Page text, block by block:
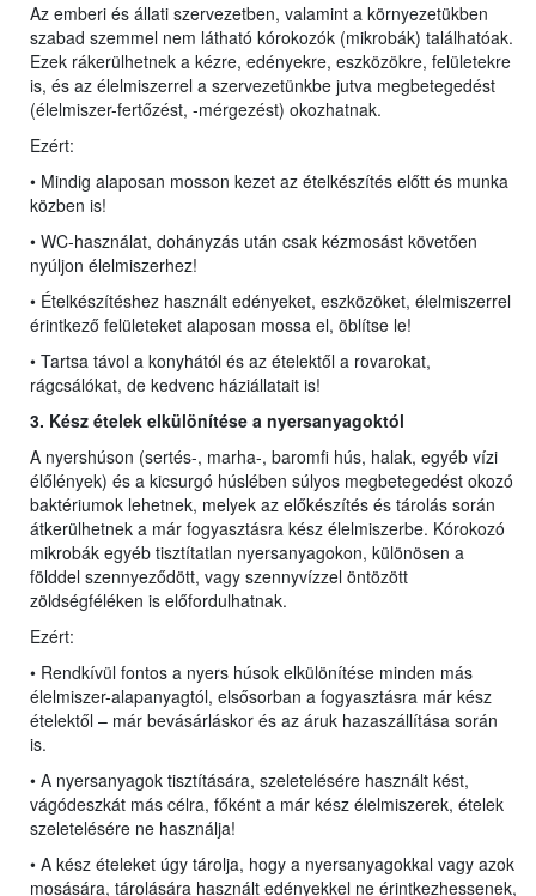
Az emberi és állati szervezetben, valamint a környezetükben
szabad szemmel nem látható kórokozók (mikrobák) találhatóak.
Ezek rákerülhetnek a kézre, edényekre, eszközökre, felületekre
is, és az élelmiszerrel a szervezetünkbe jutva megbetegedést
(élelmiszer-fertőzést, -mérgezést) okozhatnak.
Ezért:
• Mindig alaposan mosson kezet az ételkészítés előtt és munka
közben is!
• WC-használat, dohányzás után csak kézmosást követően
nyúljon élelmiszerhez!
• Ételkészítéshez használt edényeket, eszközöket, élelmiszerrel
érintkező felületeket alaposan mossa el, öblítse le!
• Tartsa távol a konyhától és az ételektől a rovarokat,
rágcsálókat, de kedvenc háziállatait is!
3. Kész ételek elkülönítése a nyersanyagoktól
A nyershúson (sertés-, marha-, baromfi hús, halak, egyéb vízi
élőlények) és a kicsurgó húslében súlyos megbetegedést okozó
baktériumok lehetnek, melyek az előkészítés és tárolás során
átkerülhetnek a már fogyasztásra kész élelmiszerbe. Kórokozó
mikrobák egyéb tisztítatlan nyersanyagokon, különösen a
földdel szennyeződött, vagy szennyvízzel öntözött
zöldségféléken is előfordulhatnak.
Ezért:
• Rendkívül fontos a nyers húsok elkülönítése minden más
élelmiszer-alapanyagtól, elsősorban a fogyasztásra már kész
ételektől – már bevásárláskor és az áruk hazaszállítása során
is.
• A nyersanyagok tisztítására, szeletelésére használt kést,
vágódeszkát más célra, főként a már kész élelmiszerek, ételek
szeletelésére ne használja!
• A kész ételeket úgy tárolja, hogy a nyersanyagokkal vagy azok
mosására, tárolására használt edényekkel ne érintkezhessenek,